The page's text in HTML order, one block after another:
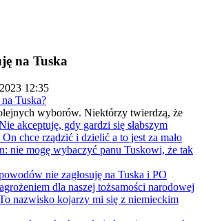
na Tuska
12:35
Tuska?
wyborów. Niektórzy twierdzą, że
akceptuję, gdy gardzi się słabszym
chce rządzić i dzielić a to jest za mało
nie mogę wybaczyć panu Tuskowi, że tak
nie zagłosuję na Tuska i PO
dla naszej tożsamości narodowej
nazwisko kojarzy mi się z niemieckim